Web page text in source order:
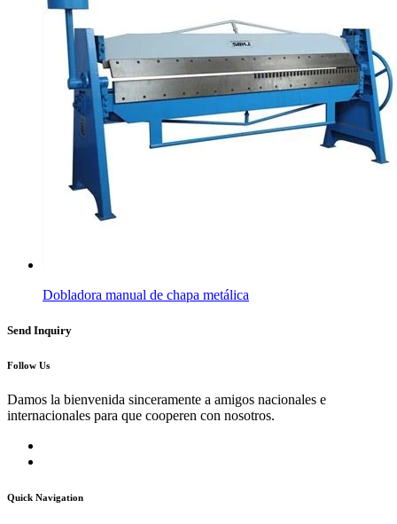
Dobladora manual de chapa metálica
Send Inquiry
Follow Us
Damos la bienvenida sinceramente a amigos nacionales e
internacionales para que cooperen con nosotros.
Quick Navigation